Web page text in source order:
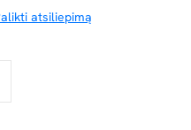
atsiliepimą